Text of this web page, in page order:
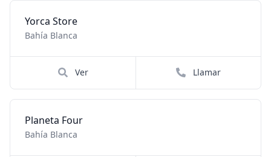
Yorca Store
Bahía Blanca
Ver Llamar
Planeta Four
Bahía Blanca